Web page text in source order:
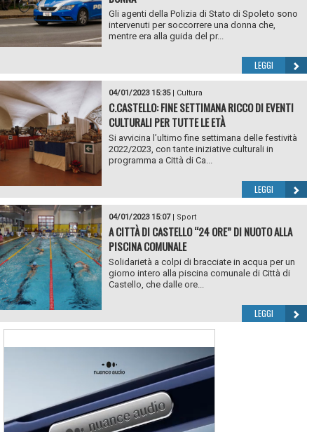
Gli agenti della Polizia di Stato di Spoleto sono
intervenuti per soccorrere una donna che,
mentre era alla guida del pr...
LEGGI
04/01/2023 15:35| Cultura
C.CASTELLO: FINE SETTIMANA RICCO DI EVENTI
CULTURALI PER TUTTE LE ETÀ
Si avvicina l’ultimo fine settimana delle festività
2022/2023, con tante iniziative culturali in
programma a Città di Ca...
LEGGI
04/01/2023 15:07| Sport
A CITTÀ DI CASTELLO “24 ORE” DI NUOTO ALLA
PISCINA COMUNALE
Solidarietà a colpi di bracciate in acqua per un
giorno intero alla piscina comunale di Città di
Castello, che dalle ore...
LEGGI